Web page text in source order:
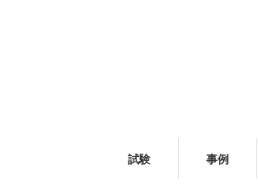
試験 事例